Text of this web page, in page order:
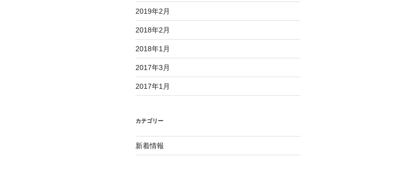
2019年2月
2018年2月
2018年1月
2017年3月
2017年1月
カテゴリー
新着情報